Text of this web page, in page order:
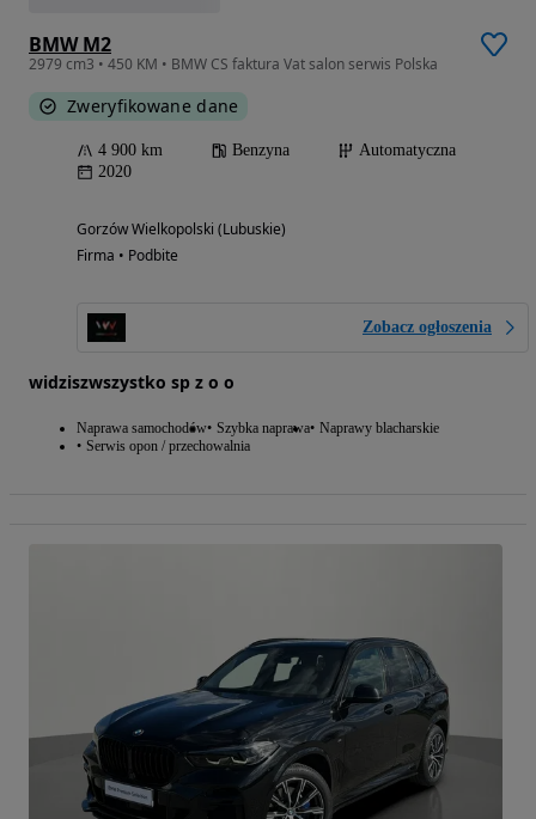
BMW M2
2979 cm3 • 450 KM • BMW CS faktura Vat salon serwis Polska
Zweryfikowane dane
4 900 km Benzyna
Automatyczna
2020
Gorzów Wielkopolski (Lubuskie)
Firma • Podbite
Zobacz ogłoszenia
widziszwszystko sp z o o
Naprawa samochodów Szybka naprawa Naprawy blacharskie
Serwis opon / przechowalnia